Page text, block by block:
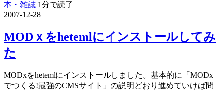
本・雑誌 1分で読了
2007-12-28
MODｘをhetemlにインストールしてみ
た
MODxをhetemlにインストールしました。基本的に「MODx
でつくる!最強のCMSサイト」の説明どおり進めていけば問